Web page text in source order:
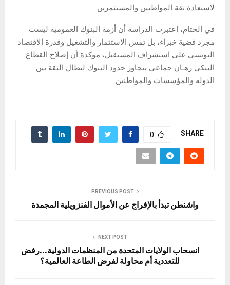
لاستعادة ثقة المواطنين والمستثمرين.
في الختام، اعتبرت الدراسة أن أزمة البنوك العمومية ليست
مجرد قضية خبراء، بل تمس الاستثمار والتشغيل وقدرة الاقتصاد
التونسي على استشراف المستقبل، مؤكدة أن إصلاح القطاع
البنكي رهـان جماعي يتجاوز حدود البنوك ليطال الثقة بين
الدولة والمؤسسات والمواطنين.
SHARE
0
PREVIOUS POST
واشنطن تبدأ بالإفراج عن الأموال الفنزويلية المجمدة
NEXT POST
انسحاب الولايات المتحدة من المنظمات الدولية…رفض
للتعددية أم محاولة لفرض الطاعة العالمية؟